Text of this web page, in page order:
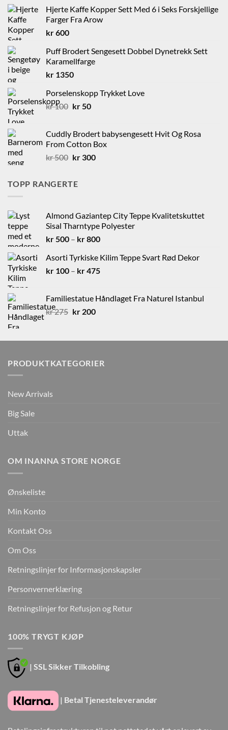
Hjerte Kaffe Kopper Sett Med 6 i Seks Forskjellige
Farger Fra Arow
kr600
Puff Brodert Sengesett Dobbel Dynetrekk Sett
Karamellfarge
kr 1350
Porselenskopp Trykket Love
kr100 Opprinnelig
kr 100.
kr50Nåværende
kr 50.
Cuddly Brodert babysengesett Hvit Og Rosa
From Cotton Box
kr500 Opprinnelig
kr 500.
kr300Nåværende
TOPP RANGERTE
Almond Gaziantep City Teppe Kvalitetskuttet
Sisal Tharntype Polyester
kr500 – kr800Prisområde:
til
kr 800
Asorti Tyrkiske Kilim Teppe Svart Rød Dekor
kr 100 – kr475Prisområde:
kr 475
Familiestatue Håndlaget Fra Naturel Istanbul
kr275 Opprinnelig
kr 275.
kr200Nåværende
kr 200.
PRODUKTKATEGORIER
New Arrivals
Big Sale
Uttak
OM INANNA STORE NORGE
Ønskeliste
Min Konto
Kontakt Oss
Om Oss
Retningslinjer for Informasjonskapsler
Personvernerklæring
Retningslinjer for Refusjon og Retur
100% TRYGT KJØP
| SSL Sikker Tilkobling
| Betal Tjenesteleverandør